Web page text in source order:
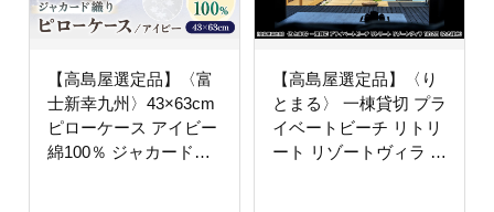
【高島屋選定品】〈富
士新幸九州〉43×63cm
ピローケース アイビー
綿100％ ジャカード
【高島屋選定品】〈り
とまる〉 一棟貸切 プラ
イベートビーチ リトリ
ート リゾートヴィラ 1